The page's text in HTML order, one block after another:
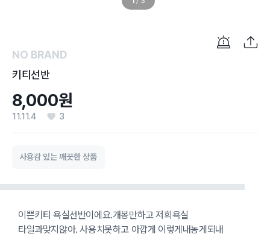
NO BRAND
키티선반
8,000원
11.11.4 3
사용감 있는 깨끗한 상품
이쁜키티 욕실선반이에요.개봉만하고 저희욕실
타일과맞지않아. 사용치못하고 아깝게 이렇게내농게되내